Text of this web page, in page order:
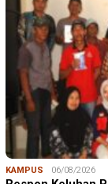
KAMPUS 06/08/2026